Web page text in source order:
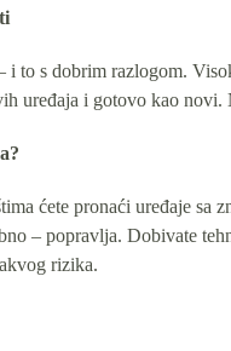
to s dobrim razlogom.
uređaja i gotovo kao
ćete pronaći uređaje
– popravlja. Dobivate
rizika.